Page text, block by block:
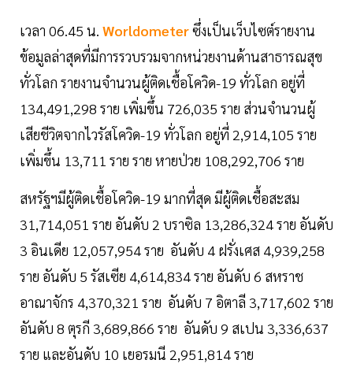
เวลา 06.45 น. Worldometerซึ่งเป็นเว็บไซต์รายงาน
ข้อมูลล่าสุดที่มีการรวบรวมจากหน่วยงานด้านสาธารณสุข
ทั่วโลก รายงานจำนวนผู้ติดเชื้อโควิด-19 ทั่วโลก อยู่ที่
134,491,298 ราย เพิ่มขึ้น 726,035 ราย ส่วนจำนวนผู้
เสียชีวิตจากไวรัสโควิด-19 ทั่วโลก อยู่ที่ 2,914,105 ราย
เพิ่มขึ้น 13,711 ราย ราย หายป่วย 108,292,706 ราย
สหรัฐฯมีผู้ติดเชื้อโควิด-19 มากที่สุด มีผู้ติดเชื้อสะสม
31,714,051 ราย อันดับ 2 บราซิล 13,286,324 ราย อันดับ
3 อินเดีย 12,057,954 ราย อันดับ 4 ฝรั่งเศส 4,939,258
ราย อันดับ 5 รัสเซีย 4,614,834 ราย อันดับ 6 สหราช
อาณาจักร 4,370,321 ราย อันดับ 7 อิตาลี 3,717,602 ราย
อันดับ 8 ตุรกี 3,689,866 ราย อันดับ 9 สเปน 3,336,637
ราย และอันดับ 10 เยอรมนี 2,951,814 ราย